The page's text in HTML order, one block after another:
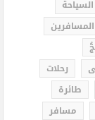
السياحة
المسافرين
رحلات
طائرة
مسافر